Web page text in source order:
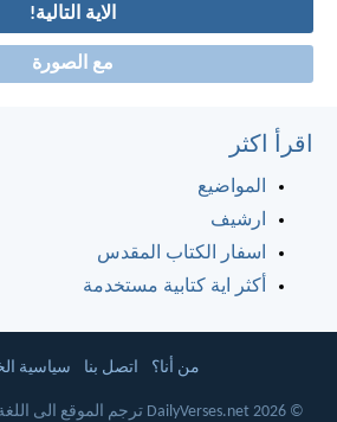
الاية التالية!
مع الصورة
اقرأ اكثر
المواضيع
ارشيف
اسفار الكتاب المقدس
أكثر اية كتابية مستخدمة
من أنا؟ اتصل بنا سياسية
© 2026 DailyVerses.net ترجم الموقع الى اللغة العربية الاخ وليد الاسعد